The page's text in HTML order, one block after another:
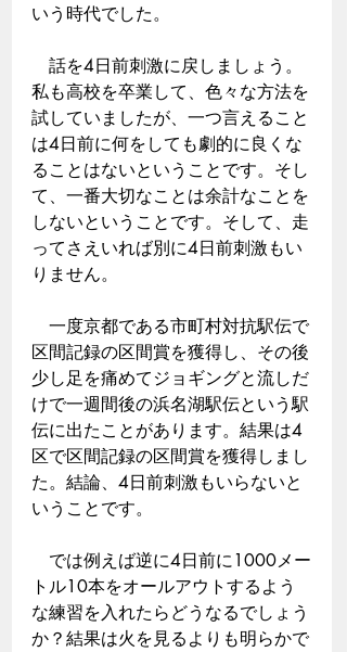
いう時代でした。
話を4日前刺激に戻しましょう。
私も高校を卒業して、色々な方法を
試していましたが、一つ言えること
は4日前に何をしても劇的に良くな
ることはないということです。そし
て、一番大切なことは余計なことを
しないということです。そして、走
ってさえいれば別に4日前刺激もい
りません。
一度京都である市町村対抗駅伝で
区間記録の区間賞を獲得し、その後
少し足を痛めてジョギングと流しだ
けで一週間後の浜名湖駅伝という駅
伝に出たことがあります。結果は4
区で区間記録の区間賞を獲得しまし
た。結論、4日前刺激もいらないと
いうことです。
では例えば逆に4日前に1000メー
トル10本をオールアウトするよう
な練習を入れたらどうなるでしょう
か？結果は火を見るよりも明らかで